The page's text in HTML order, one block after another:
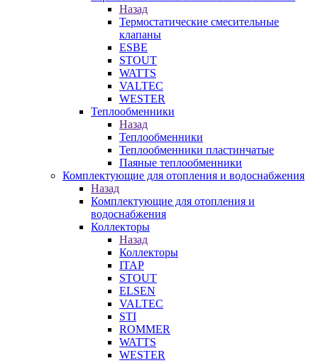
Назад
Термостатические смесительные
клапаны
ESBE
STOUT
WATTS
VALTEC
WESTER
Теплообменники
Назад
Теплообменники
Теплообменники пластинчатые
Паяные теплообменники
Комплектующие для отопления и водоснабжения
Назад
Комплектующие для отопления и
водоснабжения
Коллекторы
Назад
Коллекторы
ITAP
STOUT
ELSEN
VALTEC
STI
ROMMER
WATTS
WESTER